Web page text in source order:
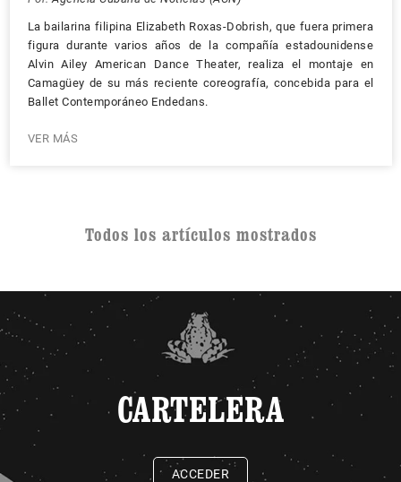
La bailarina filipina Elizabeth Roxas-Dobrish, que fuera primera
figura durante varios años de la compañía estadounidense
Alvin Ailey American Dance Theater, realiza el montaje en
Camagüey de su más reciente coreografía, concebida para el
Ballet Contemporáneo Endedans.
VER MÁS
Todos los artículos mostrados
CARTELERA
ACCEDER